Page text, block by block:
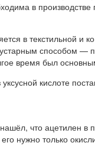
в
в текстильной и
способом —
время был
кислоте
что ацетилен в
нужно только